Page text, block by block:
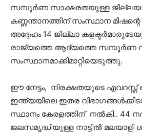
സമ്പൂര്‍ണ സാക്ഷരതയുള്ള
കണ്ണന്താനത്തിന് സംസ്ഥാന മിഷന്റെ
അദ്ദേഹം 14 ജില്ലാ
രാജ്യത്തെ ആദ്യത്തെ സമ്പൂര്‍ണ
സംസ്ഥാനമാക്കിമാറ്റിയെടുത്തു.
ഈ നേട്ടം, നിരക്ഷതയുടെ
ഇന്ത്യയിലെ ഇതര
സ്ഥാനം കേരളത്തിന് നല്‍കി.. 44
ജലസമൃദ്ധിയുള്ള നാട്ടില്‍